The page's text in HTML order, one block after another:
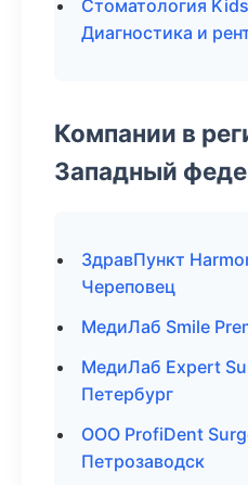
Стоматология
Диагностика и
Компании в
Западный
ЗдравПункт
Череповец
МедиЛаб Smile
МедиЛаб Expert
Петербург
ООО ProfiDent
Петрозаводск